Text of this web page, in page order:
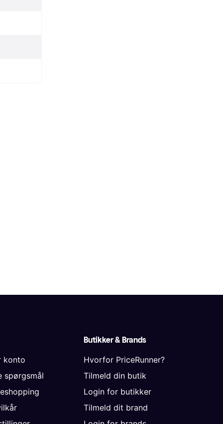
konto
spørgsmål
Butikker & Brands
Hvorfor PriceRunner?
Tilmeld din butik
Login for butikker
Tilmeld dit brand